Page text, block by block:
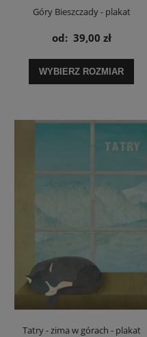
Góry Bieszczady - plakat
od: 39,00 zł
WYBIERZ ROZMIAR
Tatry - zima w górach - plakat